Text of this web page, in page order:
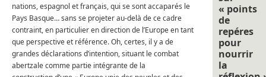
nations, espagnol et français, qui se sont accaparés le
Pays Basque… sans se projeter au-delà de ce cadre
contraint, en particulier en direction de l’Europe en tant
que perspective et référence. Oh, certes, il y a de
grandes déclarations d’intention, situant le combat
abertzale comme partie intégrante de la
« points
de
repéres
pour
nourrir
la